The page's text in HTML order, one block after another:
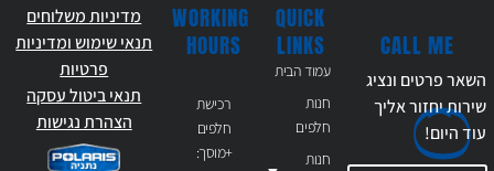
QUICK
LINKS
עמוד הבית
חנות
חלפים
חנות
WORKING
HOURS
רכישת
חלפים
+מוסך:
CALL ME
השאר פרטים ונציג
שירות יחזור אליך
עודהיום!
מדיניות משלוחים
תנאי שימוש ומדיניות
פרטיות
תנאי ביטול עסקה
הצהרת נגישות